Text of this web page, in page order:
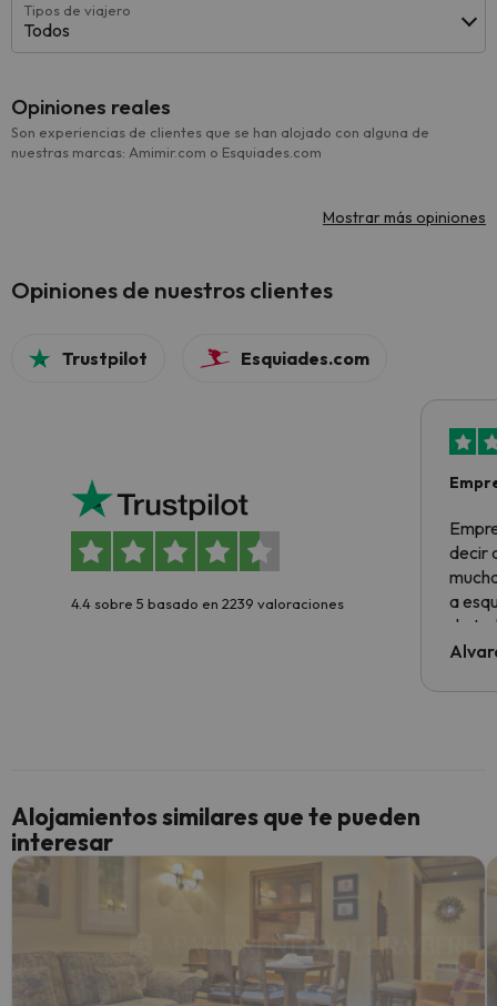
Tipos de viajero
Todos
Opiniones reales
Son experiencias de clientes que se han alojado con alguna de
nuestras marcas: Amimir.com o Esquiades.com
Mostrar más opiniones
Opiniones de nuestros clientes
Trustpilot Esquiades.com
4.4 sobre 5 basado en 2239 valoraciones
decir
a
de
al
culpa
yo.
Alojamientos similares que te pueden
interesar